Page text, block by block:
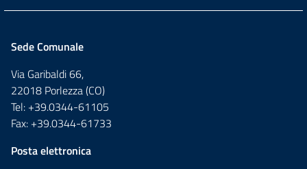
Sede Comunale
Via Garibaldi 66,
22018 Porlezza (CO)
Tel: +39.0344-61105
Fax: +39.0344-61733
Posta elettronica